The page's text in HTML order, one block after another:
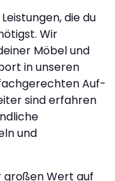
die du
Wir
Möbel und
in unseren
Auf-
sind erfahren
und
großen Wert auf